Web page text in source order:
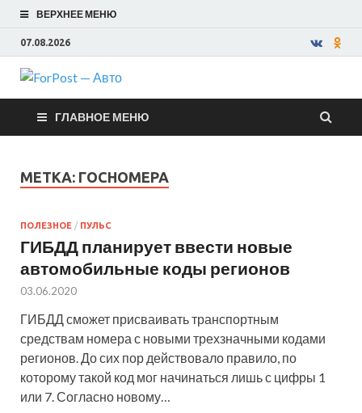
ВЕРХНЕЕ МЕНЮ
07.08.2026
ForPost —
Авто
ГЛАВНОЕ МЕНЮ
МЕТКА: ГОСНОМЕРА
ПОЛЕЗНОЕ / ПУЛЬС
ГИБДД планирует ввести новые
автомобильные коды регионов
03.06.2020
ГИБДД сможет присваивать транспортным
средствам номера с новыми трехзначными кодами
регионов. До сих пор действовало правило, по
которому такой код мог начинаться лишь с цифры 1
или 7. Согласно новому…